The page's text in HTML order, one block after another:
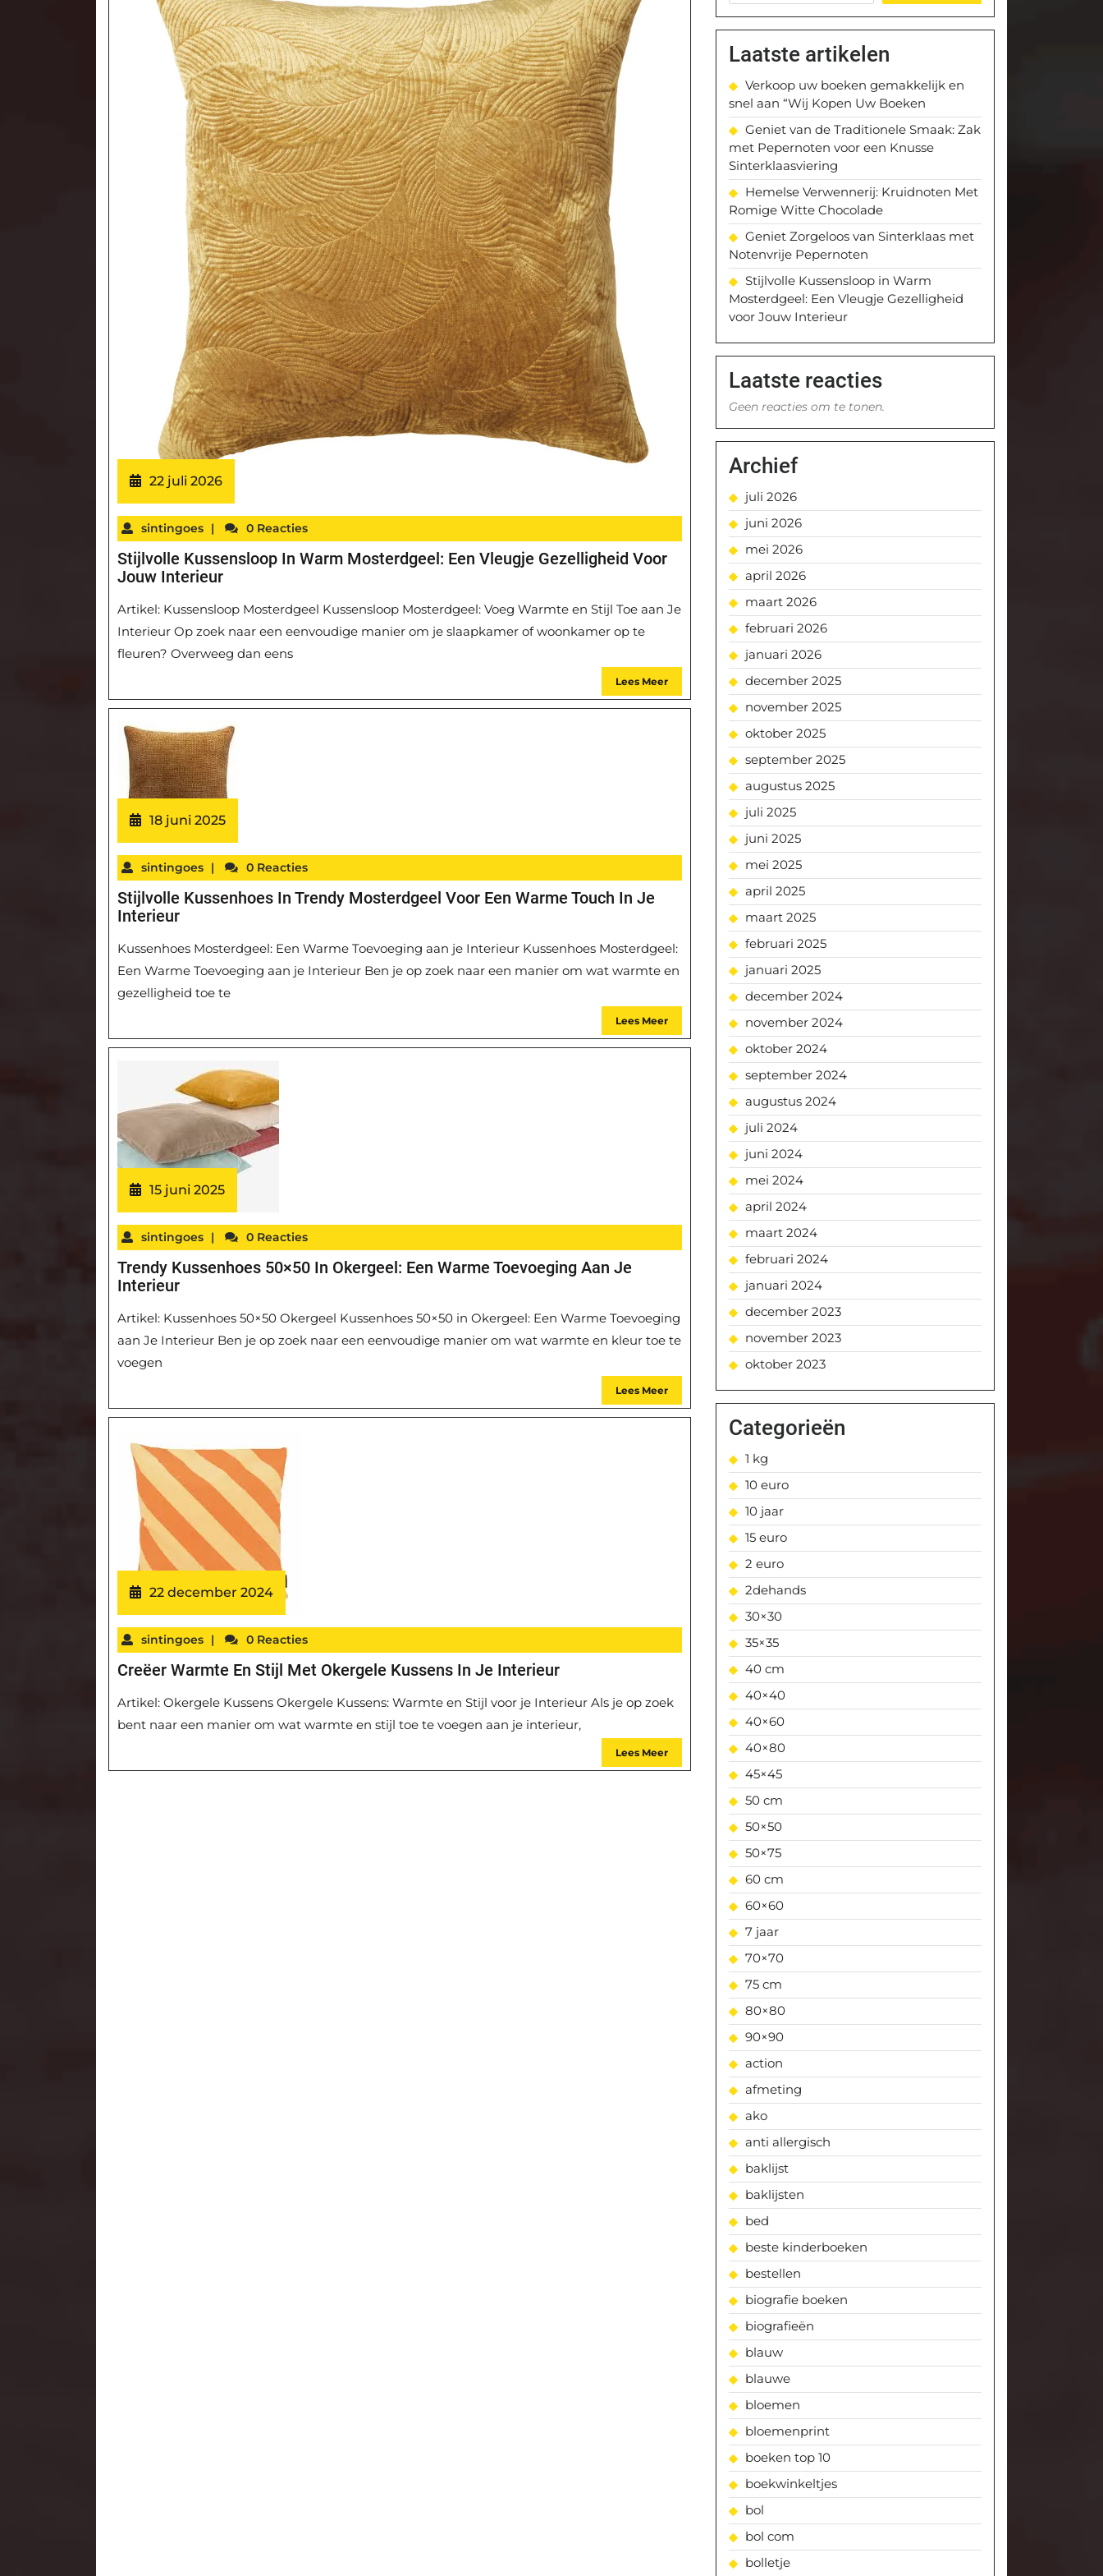
22 juli 2026
sintingoes | 0 Reacties
Stijlvolle Kussensloop In Warm Mosterdgeel: Een Vleugje Gezelligheid Voor
Jouw Interieur
Artikel: Kussensloop Mosterdgeel Kussensloop Mosterdgeel: Voeg Warmte en Stijl Toe aan Je
Interieur Op zoek naar een eenvoudige manier om je slaapkamer of woonkamer op te
fleuren? Overweeg dan eens
Lees Meer
18 juni 2025
sintingoes | 0 Reacties
Stijlvolle Kussenhoes In Trendy Mosterdgeel Voor Een Warme Touch In Je
Interieur
Kussenhoes Mosterdgeel: Een Warme Toevoeging aan je Interieur Kussenhoes Mosterdgeel:
Een Warme Toevoeging aan je Interieur Ben je op zoek naar een manier om wat warmte en
gezelligheid toe te
Lees Meer
15 juni 2025
sintingoes | 0 Reacties
Trendy Kussenhoes 50×50 In Okergeel: Een Warme Toevoeging Aan Je
Interieur
Artikel: Kussenhoes 50×50 Okergeel Kussenhoes 50×50 in Okergeel: Een Warme Toevoeging
aan Je Interieur Ben je op zoek naar een eenvoudige manier om wat warmte en kleur toe te
voegen
Lees Meer
22 december 2024
sintingoes | 0 Reacties
Creëer Warmte En Stijl Met Okergele Kussens In Je Interieur
Artikel: Okergele Kussens Okergele Kussens: Warmte en Stijl voor je Interieur Als je op zoek
bent naar een manier om wat warmte en stijl toe te voegen aan je interieur,
Lees Meer
Laatste artikelen
Verkoop uw boeken gemakkelijk en
snel aan “Wij Kopen Uw Boeken
Geniet van de Traditionele Smaak: Zak
met Pepernoten voor een Knusse
Sinterklaasviering
Hemelse Verwennerij: Kruidnoten Met
Romige Witte Chocolade
Geniet Zorgeloos van Sinterklaas met
Notenvrije Pepernoten
Stijlvolle Kussensloop in Warm
Mosterdgeel: Een Vleugje Gezelligheid
voor Jouw Interieur
Laatste reacties
Geen reacties om te tonen.
Archief
juli 2026
juni 2026
mei 2026
april 2026
maart 2026
februari 2026
januari 2026
december 2025
november 2025
oktober 2025
september 2025
augustus 2025
juli 2025
juni 2025
mei 2025
april 2025
maart 2025
februari 2025
januari 2025
december 2024
november 2024
oktober 2024
september 2024
augustus 2024
juli 2024
juni 2024
mei 2024
april 2024
maart 2024
februari 2024
januari 2024
december 2023
november 2023
oktober 2023
Categorieën
1 kg
10 euro
10 jaar
15 euro
2 euro
2dehands
30×30
35×35
40 cm
40×40
40×60
40×80
45×45
50 cm
50×50
50×75
60 cm
60×60
7 jaar
70×70
75 cm
80×80
90×90
action
afmeting
ako
anti allergisch
baklijst
baklijsten
bed
beste kinderboeken
bestellen
biografie boeken
biografieën
blauw
blauwe
bloemen
bloemenprint
boeken top 10
boekwinkeltjes
bol
bol com
bolletje